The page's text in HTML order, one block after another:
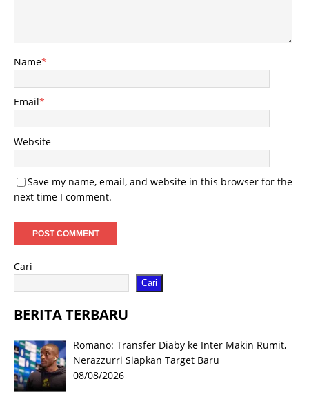
Name*
Email*
Website
Save my name, email, and website in this browser for the
next time I comment.
Cari
Cari
BERITA TERBARU
Romano: Transfer Diaby ke Inter Makin Rumit,
Nerazzurri Siapkan Target Baru
08/08/2026